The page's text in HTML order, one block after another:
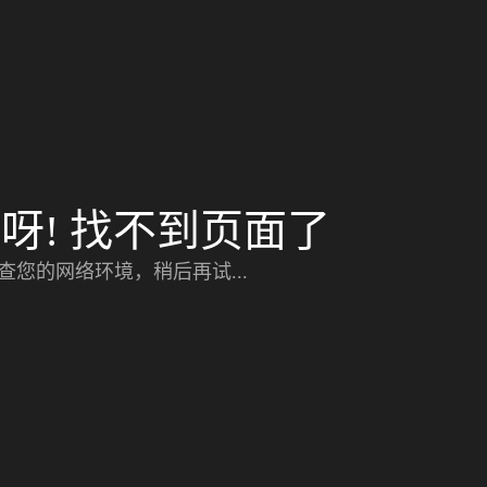
! 找不到页面了
您的网络环境，稍后再试...